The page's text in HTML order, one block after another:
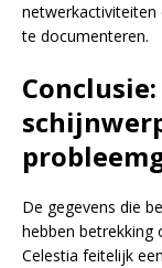
netwerkactiviteiten
te documenteren.
De gegevens die
hebben betrekking
Celestia feitelijk